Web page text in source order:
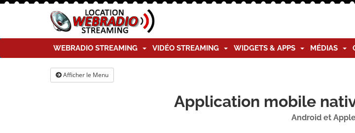
WEBRADIO STREAMING VIDÉO STREAMING WIDGETS & APPS MÉDIAS
Afficher le Menu
Application mobile
Android et